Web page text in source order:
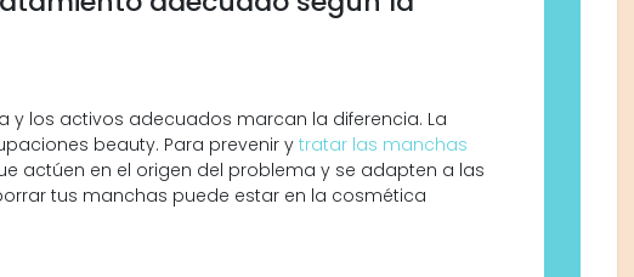
y los activos adecuados marcan la diferencia. La
beauty. Para prevenir y tratar las manchas
actúen en el origen del problema y se adapten a las
tus manchas puede estar en la cosmética